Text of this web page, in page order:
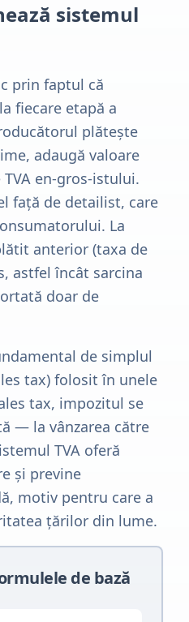
sistemul
prin faptul că
fiecare etapă a
plătește
adaugă valoare
en-gros-istului.
față de detailist, care
La
anterior (taxa de
astfel încât sarcina
doar de
de simplul
tax) folosit în unele
tax, impozitul se
— la vânzarea către
TVA oferă
și previne
motiv pentru care a
țărilor din lume.
de bază